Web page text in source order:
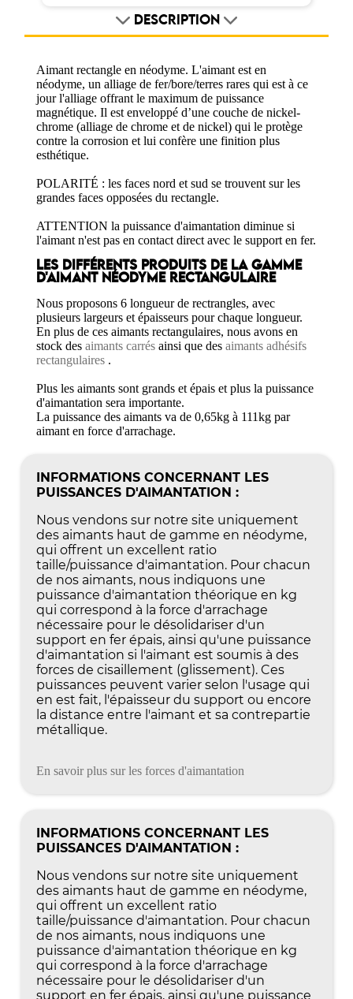
DESCRIPTION
Aimant rectangle en néodyme. L'aimant est en
néodyme, un alliage de fer/bore/terres rares qui est à ce
jour l'alliage offrant le maximum de puissance
magnétique. Il est enveloppé d’une couche de nickel-
chrome (alliage de chrome et de nickel) qui le protège
contre la corrosion et lui confère une finition plus
esthétique.
POLARITÉ : les faces nord et sud se trouvent sur les
grandes faces opposées du rectangle.
ATTENTION la puissance d'aimantation diminue si
l'aimant n'est pas en contact direct avec le support en fer.
LES DIFFÉRENTS PRODUITS DE LA GAMME
D'AIMANT NÉODYME RECTANGULAIRE
Nous proposons 6 longueur de rectrangles, avec
plusieurs largeurs et épaisseurs pour chaque longueur.
En plus de ces aimants rectangulaires, nous avons en
stock desaimants carrés ainsi que desaimants adhésifs
rectangulaires .
Plus les aimants sont grands et épais et plus la puissance
d'aimantation sera importante.
La puissance des aimants va de 0,65kg à 111kg par
aimant en force d'arrachage.
INFORMATIONS CONCERNANT LES
PUISSANCES D'AIMANTATION :
Nous vendons sur notre site uniquement
des aimants haut de gamme en néodyme,
qui offrent un excellent ratio
taille/puissance d'aimantation. Pour chacun
de nos aimants, nous indiquons une
puissance d'aimantation théorique en kg
qui correspond à la force d'arrachage
nécessaire pour le désolidariser d'un
support en fer épais, ainsi qu'une puissance
d'aimantation si l'aimant est soumis à des
forces de cisaillement (glissement). Ces
puissances peuvent varier selon l'usage qui
en est fait, l'épaisseur du support ou encore
la distance entre l'aimant et sa contrepartie
métallique.
En savoir plus sur les forces d'aimantation
INFORMATIONS CONCERNANT LES
PUISSANCES D'AIMANTATION :
Nous vendons sur notre site uniquement
des aimants haut de gamme en néodyme,
qui offrent un excellent ratio
taille/puissance d'aimantation. Pour chacun
de nos aimants, nous indiquons une
puissance d'aimantation théorique en kg
qui correspond à la force d'arrachage
nécessaire pour le désolidariser d'un
support en fer épais, ainsi qu'une puissance